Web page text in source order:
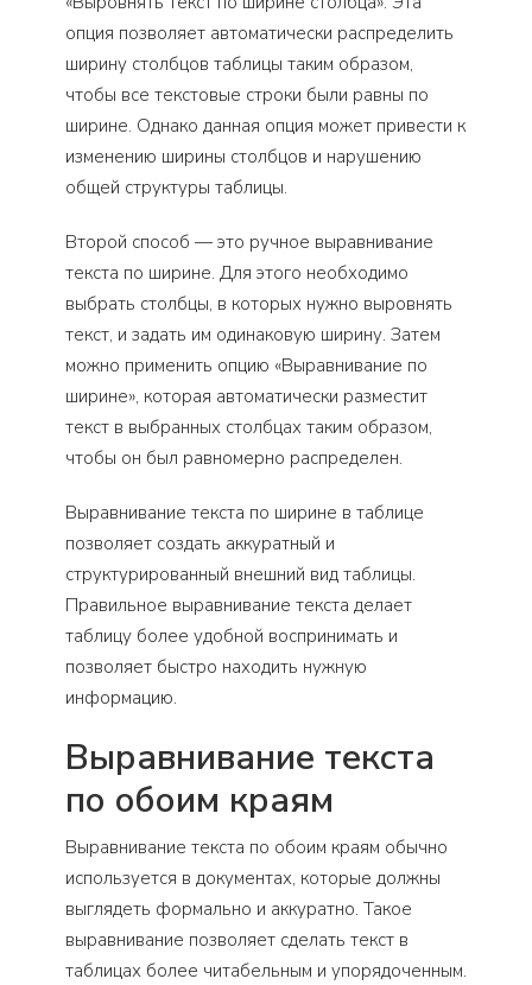
опция позволяет автоматически распределить
ширину столбцов таблицы таким образом,
чтобы все текстовые строки были равны по
ширине. Однако данная опция может привести к
изменению ширины столбцов и нарушению
общей структуры таблицы.
Второй способ — это ручное выравнивание
текста по ширине. Для этого необходимо
выбрать столбцы, в которых нужно выровнять
текст, и задать им одинаковую ширину. Затем
можно применить опцию «Выравнивание по
ширине», которая автоматически разместит
текст в выбранных столбцах таким образом,
чтобы он был равномерно распределен.
Выравнивание текста по ширине в таблице
позволяет создать аккуратный и
структурированный внешний вид таблицы.
Правильное выравнивание текста делает
таблицу более удобной воспринимать и
позволяет быстро находить нужную
информацию.
Выравнивание текста
по обоим краям
Выравнивание текста по обоим краям обычно
используется в документах, которые должны
выглядеть формально и аккуратно. Такое
выравнивание позволяет сделать текст в
таблицах более читабельным и упорядоченным.